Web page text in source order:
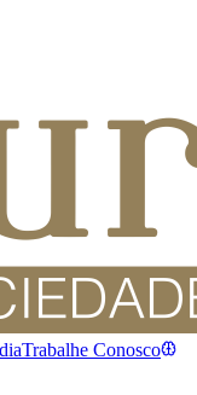
Trabalhe Conosco